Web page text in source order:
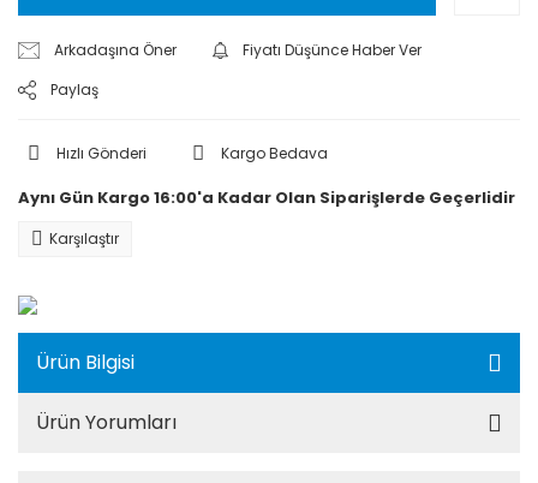
Arkadaşına Öner
Fiyatı Düşünce Haber Ver
Paylaş
Hızlı Gönderi Kargo Bedava
Aynı Gün Kargo 16:00'a Kadar Olan Siparişlerde Geçerlidir
Karşılaştır
Ürün Bilgisi
Ürün Yorumları